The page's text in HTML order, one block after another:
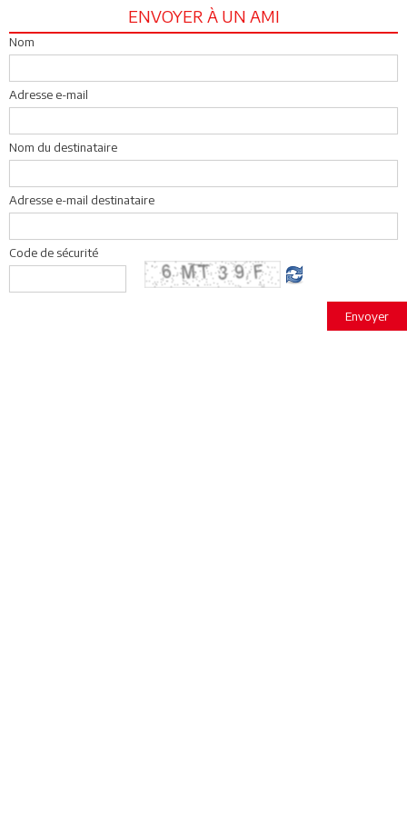
ENVOYER À UN AMI
Nom
Adresse e-mail
Nom du destinataire
Adresse e-mail destinataire
Code de sécurité
Envoyer